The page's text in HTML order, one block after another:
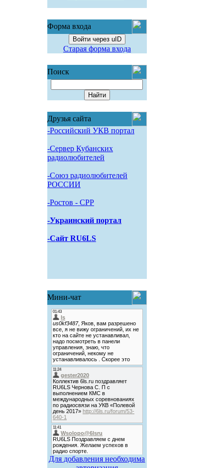
Форма входа
Войти через uID
Старая форма входа
Поиск
Друзья сайта
-Российский УКВ портал
-Сервер Кубанских
радиолюбителей
-Союз радиолюбителей
РОССИИ
-Pостов - CPP
-Украинский портал
-Сайт RU6LS
Мини-чат
Для добавления необходима